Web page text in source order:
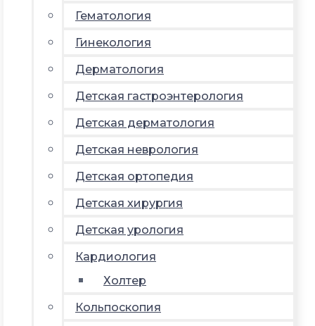
Гематология
Гинекология
Дерматология
Детская гастроэнтерология
Детская дерматология
Детская неврология
Детская ортопедия
Детская хирургия
Детская урология
Кардиология
Холтер
Кольпоскопия